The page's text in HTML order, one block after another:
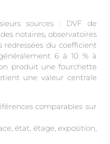
sources : DVF de
notaires, observatoires
redressées du coefficient
6 à 10 % à
produit une fourchette
une valeur centrale
comparables sur
état, étage, exposition,